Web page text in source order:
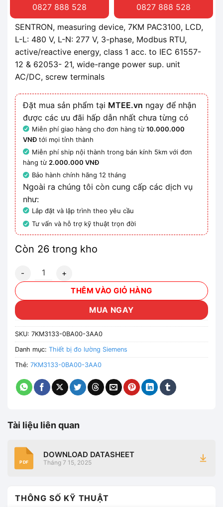
0827 888 528
0827 888 528
SENTRON, measuring device, 7KM PAC3100, LCD,
L-L: 480 V, L-N: 277 V, 3-phase, Modbus RTU,
active/reactive energy, class 1 acc. to IEC 61557-
12 & 62053- 21, wide-range power sup. unit
AC/DC, screw terminals
Đặt mua sản phẩm tại MTEE.vn ngay để nhận
được các ưu đãi hấp dẫn nhất chưa từng có
Miễn phí giao hàng cho đơn hàng từ10.000.000
VNĐ tới mọi tỉnh thành
Miễn phí ship nội thành trong bán kính 5km với đơn
hàng từ2.000.000 VNĐ
Bảo hành chính hãng 12 tháng
Ngoài ra chúng tôi còn cung cấp các dịch vụ
như:
Lắp đặt và lập trình theo yêu cầu
Tư vấn và hỗ trợ kỹ thuật trọn đời
Còn 26 trong kho
7KM3133-0BA00-3AA0 - Siemens số lượng
THÊM VÀO GIỎ HÀNG
MUA NGAY
SKU: 7KM3133-0BA00-3AA0
Danh mục: Thiết bị đo lường Siemens
Thẻ: 7KM3133-0BA00-3AA0
Tài liệu liên quan
PDF
DOWNLOAD DATASHEET
Tháng 7 15, 2025
THÔNG SỐ KỸ THUẬT